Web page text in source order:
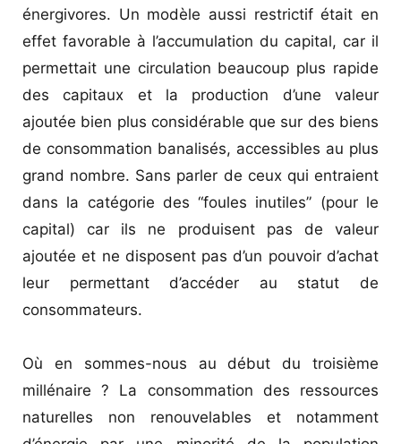
énergivores. Un modèle aussi restrictif était en
effet favorable à l’accumulation du capital, car il
permettait une circulation beaucoup plus rapide
des capitaux et la production d’une valeur
ajoutée bien plus considérable que sur des biens
de consommation banalisés, accessibles au plus
grand nombre. Sans parler de ceux qui entraient
dans la catégorie des “foules inutiles” (pour le
capital) car ils ne produisent pas de valeur
ajoutée et ne disposent pas d’un pouvoir d’achat
leur permettant d’accéder au statut de
consommateurs.
Où en sommes-nous au début du troisième
millénaire ? La consommation des ressources
naturelles non renouvelables et notamment